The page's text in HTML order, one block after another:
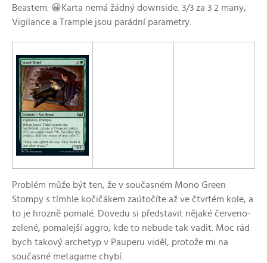
Beastem. 😀 Karta nemá žádný downside. 3/3 za 3 2 many,
Vigilance a Trample jsou parádní parametry.
Problém může být ten, že v současném Mono Green
Stompy s tímhle kočičákem zaútočíte až ve čtvrtém kole, a
to je hrozně pomalé. Dovedu si představit nějaké červeno-
zelené, pomalejší aggro, kde to nebude tak vadit. Moc rád
bych takový archetyp v Pauperu viděl, protože mi na
současné metagame chybí.